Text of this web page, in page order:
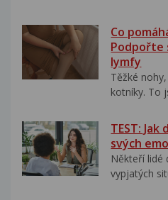
Co
Podpořte
lymfy
Těžké
kotníky. To
TEST:
svých
Někteří lidé
vypjatých